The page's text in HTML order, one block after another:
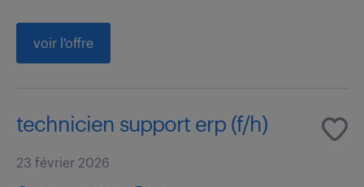
voir l'offre
technicien support erp (f/h)
23 février 2026